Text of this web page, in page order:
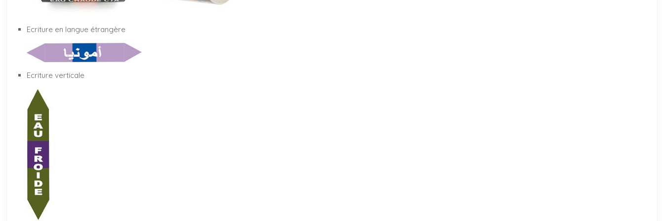
Ecriture en langue étrangère
Ecriture verticale